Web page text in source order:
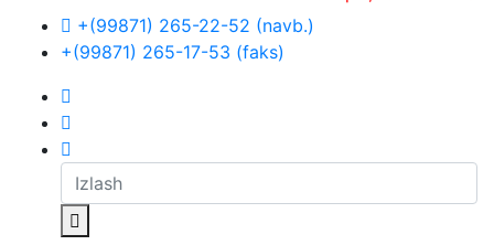
+(99871) 265-22-52 (navb.)
+(99871) 265-17-53 (faks)